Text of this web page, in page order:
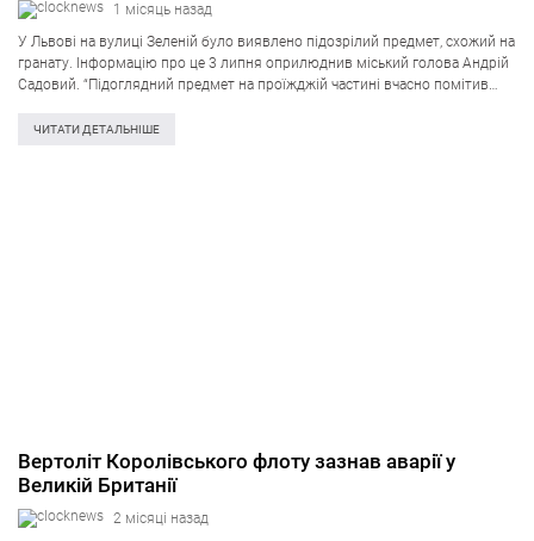
1 місяць назад
У Львові на вулиці Зеленій було виявлено підозрілий предмет, схожий на
гранату. Інформацію про це 3 липня оприлюднив міський голова Андрій
Садовий. “Підоглядний предмет на проїжджій частині вчасно помітив
предметом та оперативно…
ЧИТАТИ ДЕТАЛЬНІШЕ
Вертоліт Королівського флоту зазнав аварії у
Великій Британії
2 місяці назад